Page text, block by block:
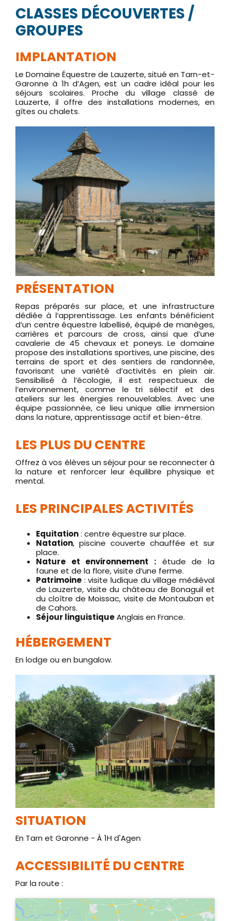
CLASSES DÉCOUVERTES /
GROUPES
IMPLANTATION
Le Domaine Équestre de Lauzerte, situé en Tarn-et-
Garonne à 1h d’Agen, est un cadre idéal pour les
séjours scolaires. Proche du village classé de
Lauzerte, il offre des installations modernes, en
gîtes ou chalets.
PRÉSENTATION
Repas préparés sur place, et une infrastructure
dédiée à l’apprentissage. Les enfants bénéficient
d’un centre équestre labellisé, équipé de manèges,
carrières et parcours de cross, ainsi que d’une
cavalerie de 45 chevaux et poneys. Le domaine
propose des installations sportives, une piscine, des
terrains de sport et des sentiers de randonnée,
favorisant une variété d’activités en plein air.
Sensibilisé à l’écologie, il est respectueux de
l’environnement, comme le tri sélectif et des
ateliers sur les énergies renouvelables. Avec une
équipe passionnée, ce lieu unique allie immersion
dans la nature, apprentissage actif et bien-être.
LES PLUS DU CENTRE
Offrez à vos élèves un séjour pour se reconnecter à
la nature et renforcer leur équilibre physique et
mental.
LES PRINCIPALES ACTIVITÉS
Equitation: centre équestre sur place.
Natation, piscine couverte chauffée et sur
place.
Nature et environnement : étude de la
faune et de la flore, visite d’une ferme.
Patrimoine : visite ludique du village médiéval
de Lauzerte, visite du château de Bonaguil et
du cloître de Moissac, visite de Montauban et
de Cahors.
Séjour linguistiqueAnglais en France.
HÉBERGEMENT
En lodge ou en bungalow.
SITUATION
En Tarn et Garonne - À 1H d'Agen
ACCESSIBILITÉ DU CENTRE
Par la route :